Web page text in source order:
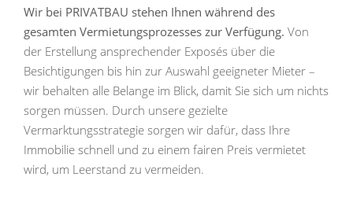
Wir bei PRIVATBAU stehen Ihnen während des
gesamten Vermietungsprozesses zur Verfügung. Von
der Erstellung ansprechender Exposés über die
Besichtigungen bis hin zur Auswahl geeigneter Mieter –
wir behalten alle Belange im Blick, damit Sie sich um nichts
sorgen müssen. Durch unsere gezielte
Vermarktungsstrategie sorgen wir dafür, dass Ihre
Immobilie schnell und zu einem fairen Preis vermietet
wird, um Leerstand zu vermeiden.